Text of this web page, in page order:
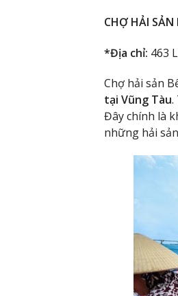
CHỢ HẢI SẢN
*Địa chỉ: 463
Chợ hải sản
tại Vũng Tàu.
Đây chính là
những hải